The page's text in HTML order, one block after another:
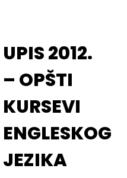
UPIS 2012.
– OPŠTI
KURSEVI
ENGLESKOG
JEZIKA